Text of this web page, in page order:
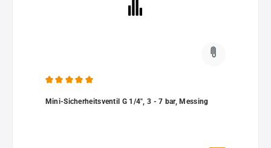
Mini-Sicherheitsventil G 1/4", 3 - 7 bar, Messing